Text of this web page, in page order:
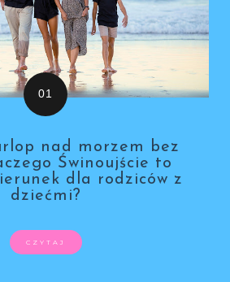
nad morzem bez
Świnoujście to
dla rodziców z
dziećmi?
CZYTAJ